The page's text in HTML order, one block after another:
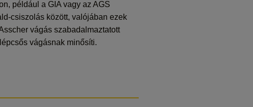
például a GIA vagy az AGS
csiszolás között, valójában ezek
vágás szabadalmaztatott
vágásnak minősíti.